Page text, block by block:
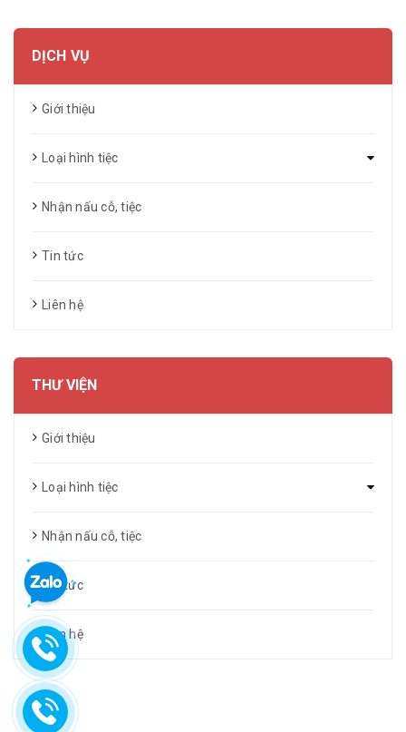
DỊCH VỤ
Giới thiệu
Loại hình tiệc
Nhận nấu cỗ, tiệc
Tin tức
Liên hệ
THƯ VIỆN
Giới thiệu
Loại hình tiệc
Nhận nấu cỗ, tiệc
Tin tức
Liên hệ